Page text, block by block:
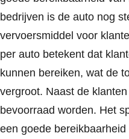
bedrijven is de auto nog
vervoersmiddel voor
per auto betekent dat
kunnen bereiken, wat de
vergroot. Naast de
bevoorraad worden. Het
een goede